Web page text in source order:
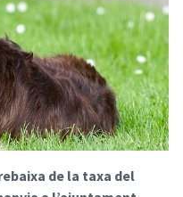
de la taxa del